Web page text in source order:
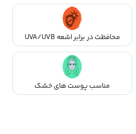
محافظت در برابر اشعه UVA/UVB
مناسب پوست های خشک